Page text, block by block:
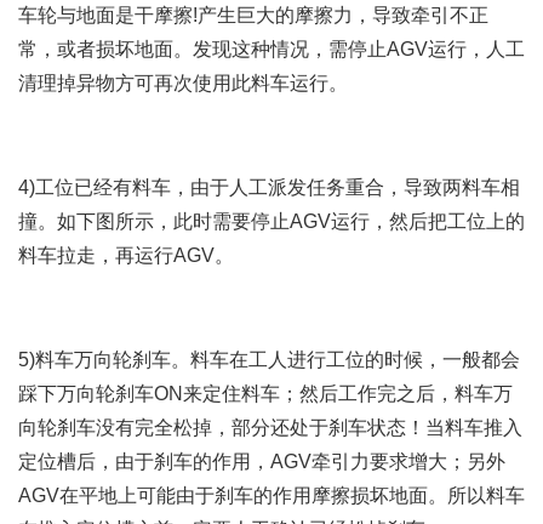
车轮与地面是干摩擦!产生巨大的摩擦力，导致牵引不正
常，或者损坏地面。发现这种情况，需停止AGV运行，人工
清理掉异物方可再次使用此料车运行。
4)工位已经有料车，由于人工派发任务重合，导致两料车相
撞。如下图所示，此时需要停止AGV运行，然后把工位上的
料车拉走，再运行AGV。
5)料车万向轮刹车。料车在工人进行工位的时候，一般都会
踩下万向轮刹车ON来定住料车；然后工作完之后，料车万
向轮刹车没有完全松掉，部分还处于刹车状态！当料车推入
定位槽后，由于刹车的作用，AGV牵引力要求增大；另外
AGV在平地上可能由于刹车的作用摩擦损坏地面。所以料车